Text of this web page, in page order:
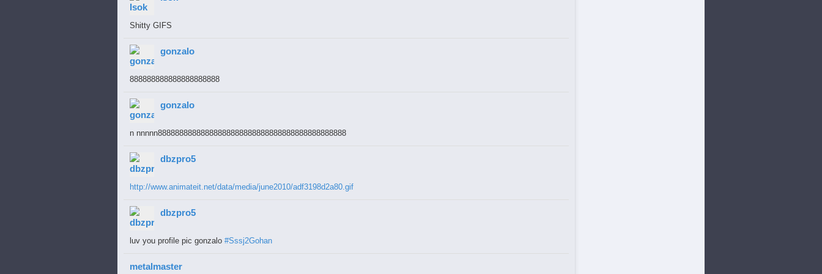
... ... ... ... ... ...\,: : : : : : : : : : : : : : : : : : : : : : : : : |: : : : |
... ... ... ... ... ... ...\\,: : : : : : : , : : : : : : : : : : : : : : :/: : : : |
... ... ... ... ... ... ... ./:\: : : : : : : : :'\, : : : : : : : : : : : : |: : : : : :|
... ... ... ... ... ... ... /: : \: : : : : : : : : '\,: : : : : : : : : : : |: : : : : :|
... ... ... ... ... ... .../: : : '\: : : : : : : : : :'\,: : : : : : : : : :|: : : : : : |
... ... ... ... ... ... ../: : : : :\: : : : : : : : : : , : : : : : : : : |: : : : : : |
... ... ... ... ... ..,“: : : : : : : :“,: : : : : : : : : : \: : : : : : :| : : : : : |
... ... ... ... ... ,/ : : : : : : : : : :”-, : : : : : : : : : :\: : : : : /: : : : : : /
... ... ... ... ..,/ : : : : : : : : : : : : :”-, : : : : : : : : :'\: : : :| : : : : : ,/
... ... ... ... ,/ : : : : : : : : : : : : : : : “-,: : : : : : : : :'\: : |: : : : : : /
... ... ... ../: : : : : : : : : : : : : : : : : : : : :“-,: : : : : : : \,|: : : :
... ... ... ,/: : : : : : : : : : : : : : : : : : : : : : :“-,: : : : : : :\: : : : /'|
... ... .../,,”,,,~,,_: : : : : : : : : : : : : : : : : “-,: : : : : :'\: : :'|: |
... ... ...|',/,/:||:\,\: : : “'~,,~~---,,,_: : : : : : : : : :'\: : : : : ,: :|:||
... ... ..|: :”: ||: :”: : : : : : :”-,........ ¯¯”''~~~-----~|\: : : : : : \:|: |'\
... ... ..| : : : : : : : : : : : : : : : :”-,.....................\: : : : : : : ,|.|
... ... ..| : : : : : : : : : : : : : : : :”,\....................,“\: : : : : : : : '\”
... ... ..| : : : : : : : : : : : : : : : : : : : \,.........,/: : : : '\: : : : : : : : : |
... ... ..'|: : : : : : : : : : : : : : : : : : : : : \~”¯: : : : : |: :|: : /: :/: ,/: |
Shitty GIFS
gonzalo
888888888888888888888
gonzalo
n nnnnn88888888888888888888888888888888888888888888
dbzpro5
http://www.animateit.net/data/media/june2010/adf3198d2a80.gif
dbzpro5
luv you profile pic gonzalo #Sssj2Gohan
metalmaster